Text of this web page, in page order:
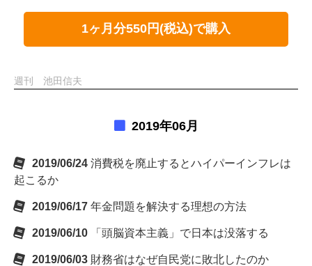
1ヶ月分550円(税込)で購入
週刊 池田信夫
2019年06月
2019/06/24 消費税を廃止するとハイパーインフレは
起こるか
2019/06/17 年金問題を解決する理想の方法
2019/06/10 「頭脳資本主義」で日本は没落する
2019/06/03 財務省はなぜ自民党に敗北したのか